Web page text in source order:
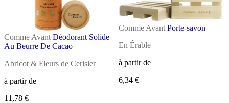
Comme Avant Déodorant Solide
Au Beurre De Cacao
Abricot & Fleurs de Cerisier
à partir de
11,78 €
Comme Avant Porte-savon
En Érable
à partir de
6,34 €